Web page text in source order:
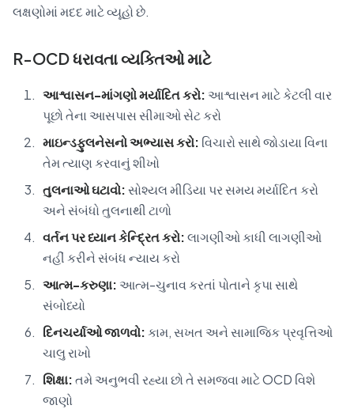
લક્ષણોમાં મદદ માટે વ્યૂહો છે.
R-OCD ધરાવતા વ્યક્તિઓ માટે
આશ્વાસન-માંગણો મર્યાદિત કરો: આશ્વાસન માટે કેટલી વાર
પૂછો તેના આસપાસ સીમાઓ સેટ કરો
માઇન્ડફુલનેસનો અભ્યાસ કરો: વિચારો સાથે જોડાયા વિના
તેમ ત્યાણ કરવાનું શીખો
તુલનાઓ ઘટાવો:સોશ્યલ મીડિયા પર સમય મર્યાદિત કરો
અને સંબંધો તુલનાથી ટાળો
વર્તન પર ધ્યાન કેન્દ્રિત કરો:લાગણીઓ કાધી લાગણીઓ
નહીં કરીને સંબંધ ન્યાય કરો
આત્મ-કરુણા: આત્મ-ચુનાવ કરતાં પોતાને કૃપા સાથે
સંબોધ્યો
દિનચર્યાઓ જાળવો: કામ, સખત અને સામાજિક પ્રવૃત્તિઓ
ચાલુ રાખો
શિક્ષા:તમે અનુભવી રહ્યા છો તે સમજવા માટે OCD વિશે
જાણો